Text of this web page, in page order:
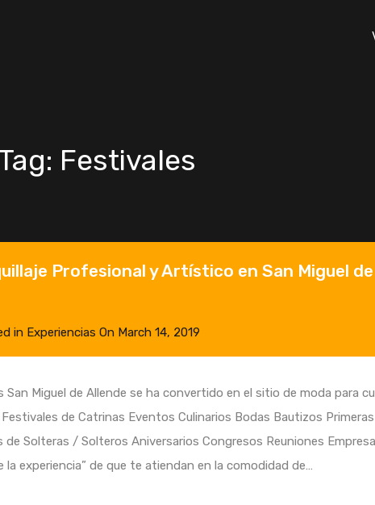
Festivales
Profesional y Artístico en San Miguel de
in Experiencias On March 14, 2019
San Miguel de Allende se ha convertido en el sitio de moda para
de Catrinas Eventos Culinarios Bodas Bautizos Primeras
de Solteras / Solteros Aniversarios Congresos Reuniones
la experiencia” de que te atiendan en la comodidad de…